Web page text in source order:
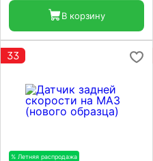
В корзину
33
% Летняя распродажа